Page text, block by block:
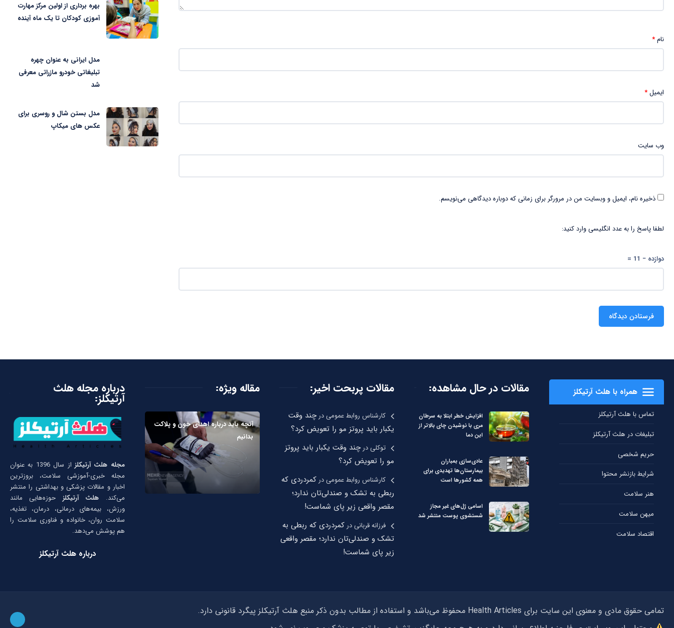
نام*
ایمیل*
وب‌ سایت
ذخیره نام، ایمیل و وبسایت من در مرورگر برای زمانی که دوباره دیدگاهی می‌نویسم.
لطفا پاسخ را به عدد انگلیسی وارد کنید:
دوازده − 11 =
بهره برداری از اولین مرکز مهارت
آموزی کودکان تا یک ماه آینده
مدل ایرانی به عنوان چهره
تبلیغاتی خودرو مازراتی معرفی
شد
مدل بستن شال و روسری برای
عکس های میکاپ
همراه با هلث آرتیکلز
تماس با هلث آرتیکلز
تبلیغات در هلث آرتیکلز
حریم شخصی
شرایط بازنشر محتوا
هنر سلامت
میهن سلامت
اقتصاد سلامت
مقالات در حال مشاهده:
افزایش خطر ابتلا به سرطان
مری با نوشیدن چای بالاتر از
این دما
عادی‌سازی بمباران
بیمارستان‌ها تهدیدی برای
همه کشورها است
اسامی ژل‌های غیر مجاز
شستشوی پوست منتشر شد
مقالات پربحت اخیر:
کارشناس روابط عمومیدرچند وقت
یکبار باید پروتز مو را تعویض کرد؟
توکلیدرچند وقت یکبار باید پروتز
مو را تعویض کرد؟
کارشناس روابط عمومیدر کمردردی که
ربطی به تشک و صندلی‌تان ندارد؛
مقصر واقعی زیر پای شماست!
فرزانه قربانیدر کمردردی که ربطی به
تشک و صندلی‌تان ندارد؛ مقصر واقعی
زیر پای شماست!
مقاله ویژه:
آنچه باید درباره اهدای خون و پلاکت
بدانیم
درباره مجله هلث
آرتیکلز:
مجله هلث آرتیکلز
از سال 1396 به عنوان
مجله خبری-آموزشی سلامت، بروزترین
اخبار و مقالات پزشکی و بهداشتی را منتشر
می‌کند. هلث آرتیکلز حوزه‌هایی مانند
ورزش، بیمه‌های درمانی، درمان، تغذیه،
سلامت روان، خانواده و فناوری سلامت را
هم پوشش می‌دهد.
درباره هلث آرتیکلز
تمامی حقوق مادی و معنوی این سایت برای Health Articles محفوظ می‌باشد و استفاده از مطالب بدون ذکر منبع هلث آرتیکلز پیگرد قانونی دارد.